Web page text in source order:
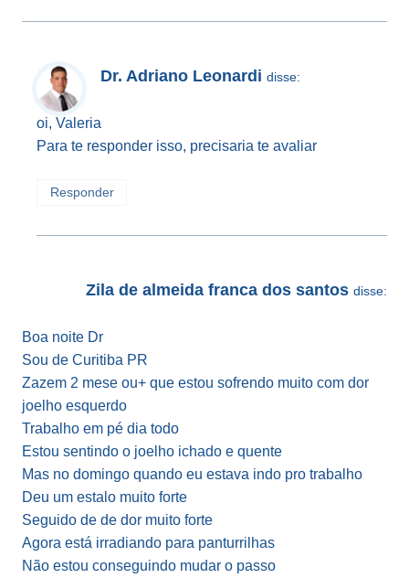
Dr. Adriano Leonardi disse:
oi, Valeria
Para te responder isso, precisaria te avaliar
Responder
Zila de almeida franca dos santos disse:
Boa noite Dr
Sou de Curitiba PR
Zazem 2 mese ou+ que estou sofrendo muito com dor
joelho esquerdo
Trabalho em pé dia todo
Estou sentindo o joelho ichado e quente
Mas no domingo quando eu estava indo pro trabalho
Deu um estalo muito forte
Seguido de de dor muito forte
Agora está irradiando para panturrilhas
Não estou conseguindo mudar o passo